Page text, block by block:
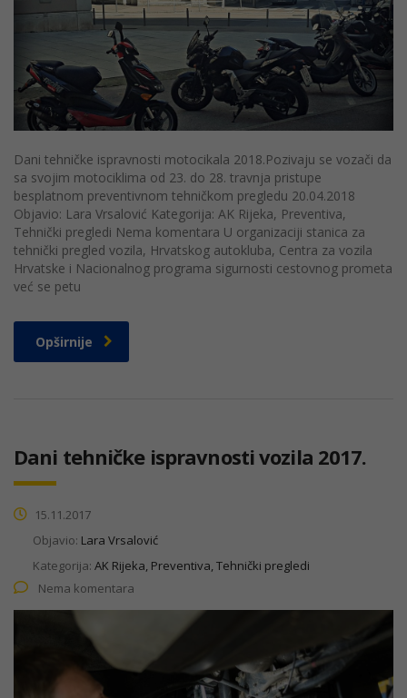
Dani tehničke ispravnosti motocikala 2018.Pozivaju se vozači da
sa svojim motociklima od 23. do 28. travnja pristupe
besplatnom preventivnom tehničkom pregledu 20.04.2018
Objavio: Lara Vrsalović Kategorija: AK Rijeka, Preventiva,
Tehnički pregledi Nema komentara U organizaciji stanica za
tehnički pregled vozila, Hrvatskog autokluba, Centra za vozila
Hrvatske i Nacionalnog programa sigurnosti cestovnog prometa
već se petu
Opširnije
Dani tehničke ispravnosti vozila 2017.
15.11.2017
Objavio: Lara Vrsalović
Kategorija: AK Rijeka, Preventiva, Tehnički pregledi
Nema komentara